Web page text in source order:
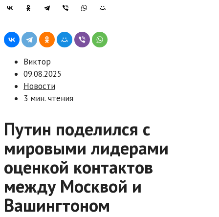
Виктор
09.08.2025
Новости
3 мин. чтения
Путин поделился с
мировыми лидерами
оценкой контактов
между Москвой и
Вашингтоном